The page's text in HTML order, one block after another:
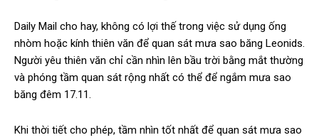
Daily Mail cho hay, không có lợi thế trong việc sử dụng ống
nhòm hoặc kính thiên văn để quan sát mưa sao băng Leonids.
Người yêu thiên văn chỉ cần nhìn lên bầu trời bằng mắt thường
và phóng tầm quan sát rộng nhất có thể để ngắm mưa sao
băng đêm 17.11.
Khi thời tiết cho phép, tầm nhìn tốt nhất để quan sát mưa sao